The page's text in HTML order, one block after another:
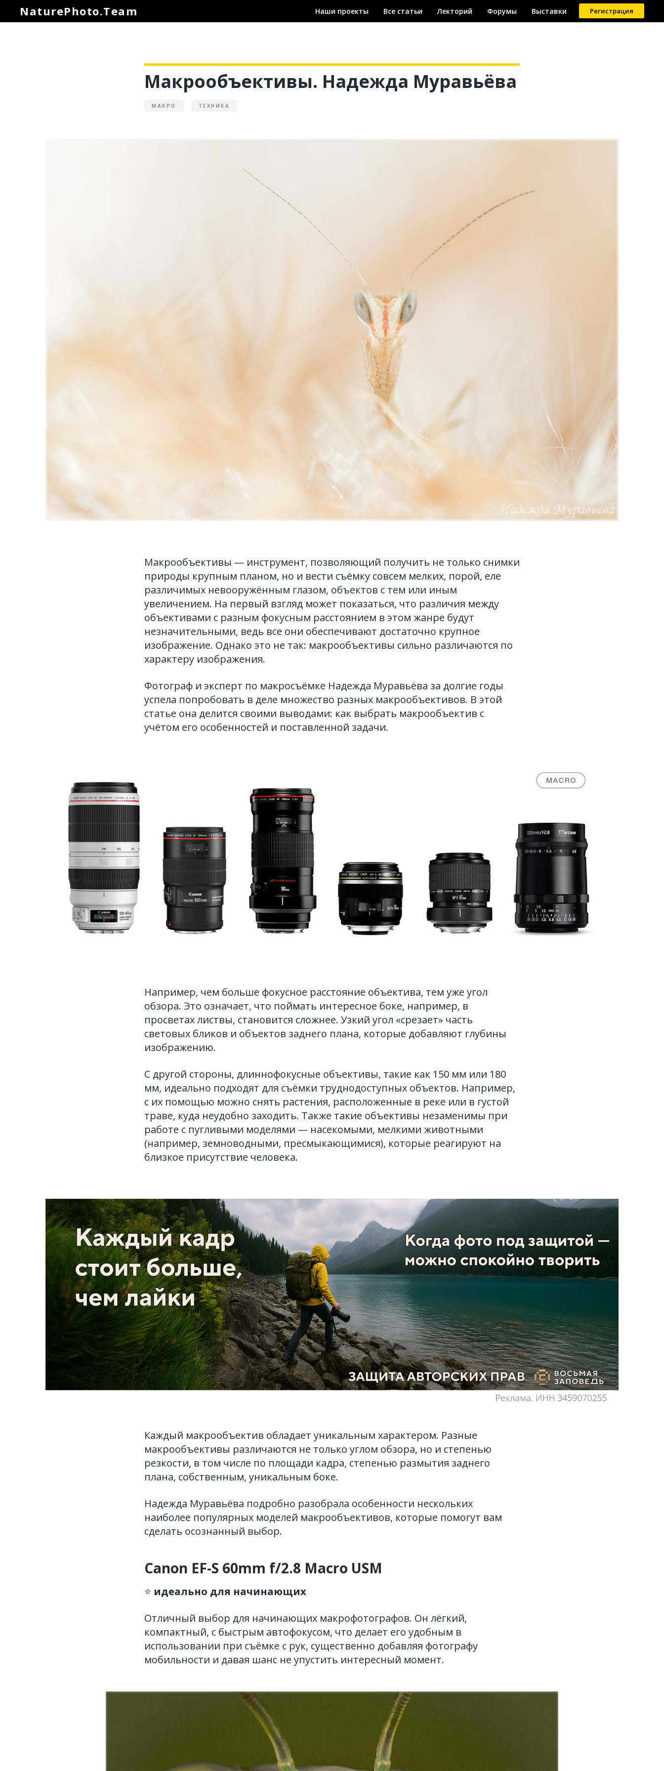
NaturePhoto.Team Наши проекты Все статьи Лекторий Форумы Выставки Регистрация
Макрообъективы. Надежда Муравьёва
МАКРО ТЕХНИКА
Макрообъективы — инструмент, позволяющий получить не только снимки
природы крупным планом, но и вести съёмку совсем мелких, порой, еле
различимых невооружённым глазом, объектов с тем или иным
увеличением. На первый взгляд может показаться, что различия между
объективами с разным фокусным расстоянием в этом жанре будут
незначительными, ведь все они обеспечивают достаточно крупное
изображение. Однако это не так: макрообъективы сильно различаются по
характеру изображения.
Фотограф и эксперт по макросъёмке Надежда Муравьёва за долгие годы
успела попробовать в деле множество разных макрообъективов. В этой
статье она делится своими выводами: как выбрать макрообъектив с
учётом его особенностей и поставленной задачи.
Например, чем больше фокусное расстояние объектива, тем уже угол
обзора. Это означает, что поймать интересное боке, например, в
просветах листвы, становится сложнее. Узкий угол «срезает» часть
световых бликов и объектов заднего плана, которые добавляют глубины
изображению.
С другой стороны, длиннофокусные объективы, такие как 150 мм или 180
мм, идеально подходят для съёмки труднодоступных объектов. Например,
с их помощью можно снять растения, расположенные в реке или в густой
траве, куда неудобно заходить. Также такие объективы незаменимы при
работе с пугливыми моделями — насекомыми, мелкими животными
(например, земноводными, пресмыкающимися), которые реагируют на
близкое присутствие человека.
Каждый макрообъектив обладает уникальным характером. Разные
макрообъективы различаются не только углом обзора, но и степенью
резкости, в том числе по площади кадра, степенью размытия заднего
плана, собственным, уникальным боке.
Надежда Муравьёва подробно разобрала особенности нескольких
наиболее популярных моделей макрообъективов, которые помогут вам
сделать осознанный выбор.
Canon EF-S 60mm f/2.8 Macro USM
⭐️ идеально для начинающих
Отличный выбор для начинающих макрофотографов. Он лёгкий,
компактный, с быстрым автофокусом, что делает его удобным в
использовании при съёмке с рук, существенно добавляя фотографу
мобильности и давая шанс не упустить интересный момент.